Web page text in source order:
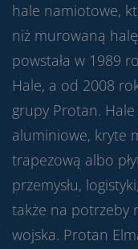
hale namiotowe,
niż murowaną
powstała w 1989
Hale, a od 2008
grupy Protan.
aluminiowe, kryte
trapezową albo
przemysłu,
także na potrzeby
wojska. Protan